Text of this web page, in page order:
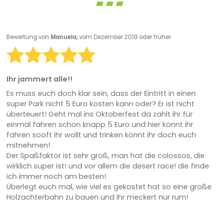
Bewertung von Manuela,vom Dezember 2019 oder früher
Ihr jammert alle!!
Es muss euch doch klar sein, dass der Eintritt in einen
super Park nicht 5 Euro kosten kann oder? Er ist nicht
überteuert! Geht mal ins Oktoberfest da zahlt ihr für
einmal fahren schon knapp 5 Euro und hier könnt ihr
fahren sooft ihr wollt und trinken könnt ihr doch euch
mitnehmen!
Der Spaßfaktor ist sehr groß, man hat die colossos, die
wirklich super ist! und vor allem die desert race! die finde
ich immer noch am besten!
Überlegt euch mal, wie viel es gekostet hat so eine große
Holzachterbahn zu bauen und ihr meckert nur rum!